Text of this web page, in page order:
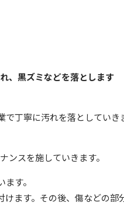
、黒ズミなどを落とします
丁寧に汚れを落としていき
ンスを施していきます。
す。
ます。その後、傷などの部